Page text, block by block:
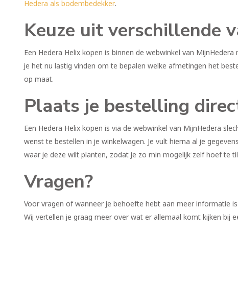
Hedera als bodembedekker.
Keuze uit verschillende
Een Hedera Helix kopen is binnen de webwinkel van
je het nu lastig vinden om te bepalen welke afmetingen het
op maat.
Plaats je bestelling
Een Hedera Helix kopen is via de webwinkel van MijnHedera
wenst te bestellen in je winkelwagen. Je vult hierna al je
waar je deze wilt planten, zodat je zo min mogelijk zelf hoef te
Vragen?
Voor vragen of wanneer je behoefte hebt aan meer informatie
Wij vertellen je graag meer over wat er allemaal komt kijken bij